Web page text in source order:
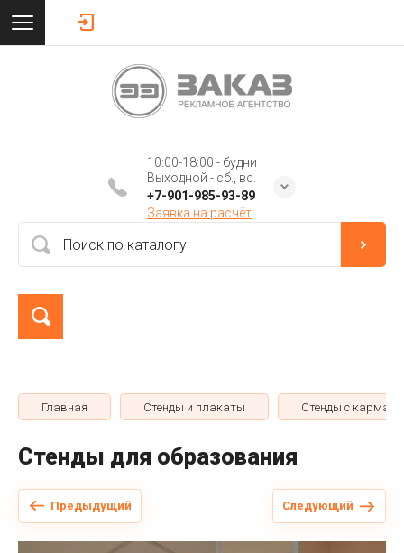
10:00-18:00 - будни
Выходной - сб., вс.
+7-901-985-93-89
Заявка на расчёт
Главная Стенды и плакаты Стенды с
Стенды для образования
Предыдущий Следующий